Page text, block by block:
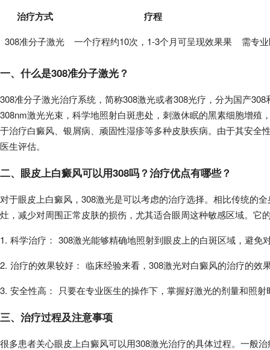
治疗方式 疗程
308准分子激光 一个疗程约10次，1-3个月可呈现效果果 需专
一、什么是308准分子激光？
308准分子激光治疗系统，简称308激光或者308光疗，分为国产
308nm激光光束，科学地照射白斑患处，刺激休眠的黑素细胞增
于治疗白癜风、银屑病、顽固性湿疹等多种皮肤疾病。由于其安
医生评估。
二、眼皮上白癜风可以用308吗？治疗优点有哪些？
对于眼皮上白癜风，308激光是可以考虑的治疗选择。相比传统的
灶，减少对周围正常皮肤的损伤，尤其适合眼周这种敏感区域。它
1. 科学治疗： 308激光能够精确地照射到眼皮上的白斑区域，避免
2. 治疗的效果较好： 临床经验来看，308激光对白癜风的治疗的效
3. 安全性高： 只要在专业医生的操作下，掌握好激光的剂量和照
三、治疗过程及注意事项
很多患者关心眼皮上白癜风可以用308激光治疗的具体过程。一般